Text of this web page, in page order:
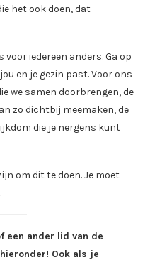
het ook doen, dat
voor iedereen anders. Ga op
en je gezin past. Voor ons
we samen doorbrengen, de
zo dichtbij meemaken, de
die je nergens kunt
om dit te doen. Je moet
een ander lid van de
Ook als je